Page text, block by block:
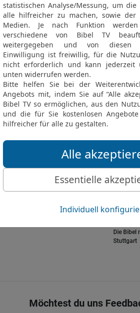
27
ihr
28
die
29
30
am
31
32
33
Die Bibel
Stuttgart
Möchtest du uns